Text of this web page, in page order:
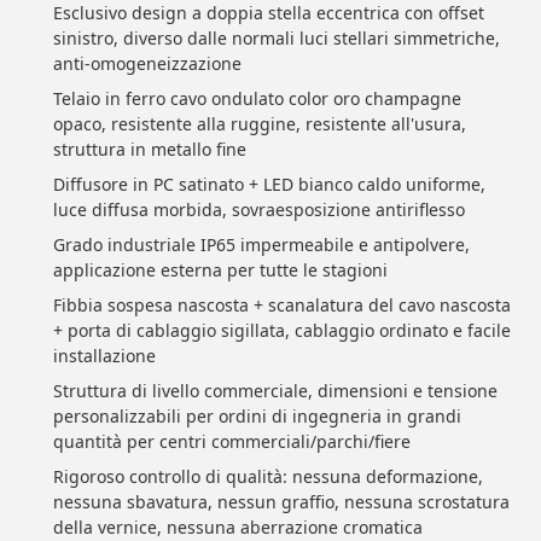
Esclusivo design a doppia stella eccentrica con offset
sinistro, diverso dalle normali luci stellari simmetriche,
anti-omogeneizzazione
Telaio in ferro cavo ondulato color oro champagne
opaco, resistente alla ruggine, resistente all'usura,
struttura in metallo fine
Diffusore in PC satinato + LED bianco caldo uniforme,
luce diffusa morbida, sovraesposizione antiriflesso
Grado industriale IP65 impermeabile e antipolvere,
applicazione esterna per tutte le stagioni
Fibbia sospesa nascosta + scanalatura del cavo nascosta
+ porta di cablaggio sigillata, cablaggio ordinato e facile
installazione
Struttura di livello commerciale, dimensioni e tensione
personalizzabili per ordini di ingegneria in grandi
quantità per centri commerciali/parchi/fiere
Rigoroso controllo di qualità: nessuna deformazione,
nessuna sbavatura, nessun graffio, nessuna scrostatura
della vernice, nessuna aberrazione cromatica